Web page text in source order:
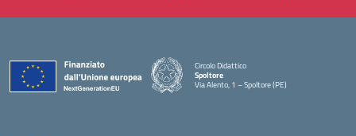
Circolo Didattico
Spoltore
Via Alento, 1 – Spoltore (PE)
— Visita la pagina iniziale della scuola